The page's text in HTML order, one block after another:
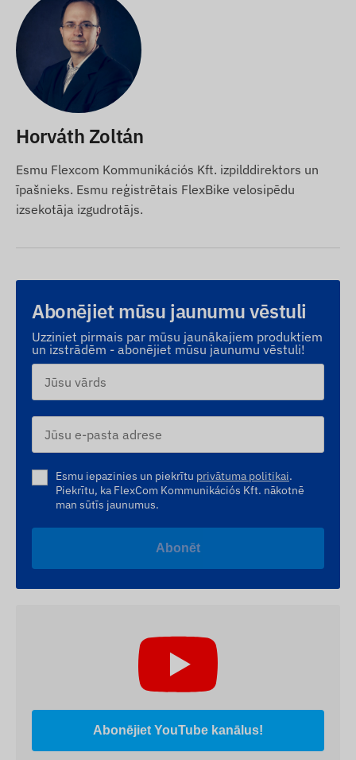
Horváth Zoltán
Esmu Flexcom Kommunikációs Kft. izpilddirektors un
īpašnieks. Esmu reģistrētais FlexBike velosipēdu
izsekotāja izgudrotājs.
Abonējiet mūsu jaunumu vēstuli
Uzziniet pirmais par mūsu jaunākajiem produktiem
un izstrādēm - abonējiet mūsu jaunumu vēstuli!
Esmu iepazinies un piekrītu privātuma politikai.
Piekrītu, ka FlexCom Kommunikációs Kft. nākotnē
man sūtīs jaunumus.
Abonēt
Abonējiet YouTube kanālus!